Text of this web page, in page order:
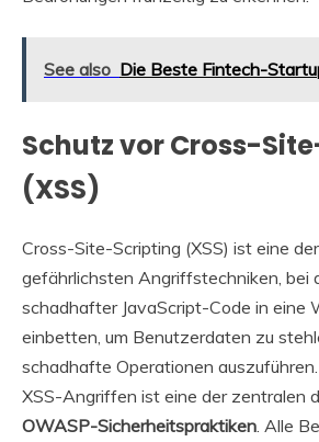
See also Die Beste Fintech-
Schutz vor Cross-
(XSS)
Cross-Site-Scripting (XSS) ist eine
gefährlichsten Angriffstechniken, bei
schadhafter JavaScript-Code in eine
einbetten, um Benutzerdaten zu
schadhafte Operationen
XSS-Angriffen ist eine der zentralen
OWASP-Sicherheitspraktiken . Alle